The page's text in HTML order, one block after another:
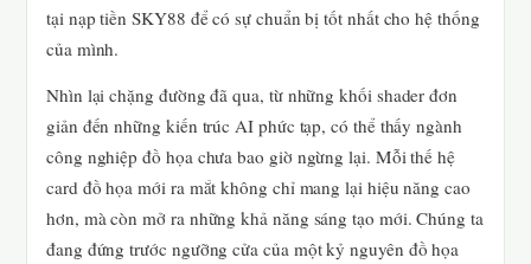
tại nạp tiền SKY88 để có sự chuẩn bị tốt nhất cho hệ thống
của mình.
Nhìn lại chặng đường đã qua, từ những khối shader đơn
giản đến những kiến trúc AI phức tạp, có thể thấy ngành
công nghiệp đồ họa chưa bao giờ ngừng lại. Mỗi thế hệ
card đồ họa mới ra mắt không chỉ mang lại hiệu năng cao
hơn, mà còn mở ra những khả năng sáng tạo mới. Chúng ta
đang đứng trước ngưỡng cửa của một kỷ nguyên đồ họa